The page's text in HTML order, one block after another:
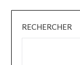
RECHERCHER